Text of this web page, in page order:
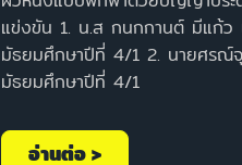
แข่งขัน 1. น.ส กนกกานต์ มีแก้ว
มัธยมศึกษาปีที่ 4/1 2. นายศรณ์
มัธยมศึกษาปีที่ 4/1
อ่านต่อ >